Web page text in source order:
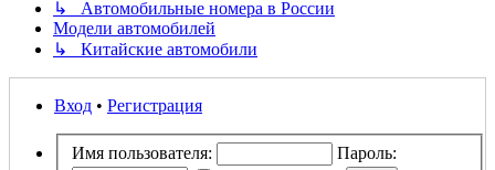
↳ Автомобильные номера в России
Модели автомобилей
↳ Китайские автомобили
Вход • Регистрация
Имя пользователя:
Пароль: